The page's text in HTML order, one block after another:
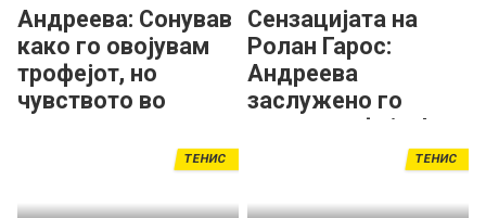
Андреева: Сонував
како го овојувам
трофејот, но
чувството во
Сензацијата на
Ролан Гарос:
Андреева
заслужено го
освои трофејот!
ТЕНИС ТЕНИС